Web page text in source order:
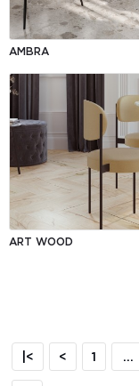
AMBRA
ART WOOD
|< < 1 ...